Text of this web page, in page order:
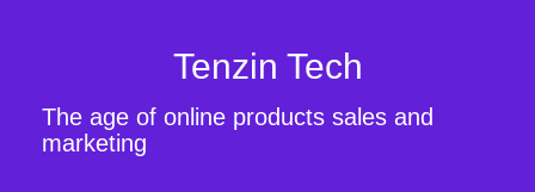
Tenzin Tech
The age of online products sales and
marketing